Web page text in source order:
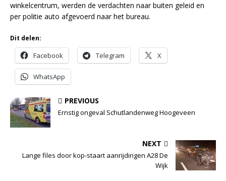
winkelcentrum, werden de verdachten naar buiten geleid en
per politie auto afgevoerd naar het bureau.
Dit delen:
Facebook Telegram X
WhatsApp
PREVIOUS
Ernstig ongeval Schutlandenweg Hoogeveen
NEXT
Lange files door kop-staart aanrijdingen A28 De
Wijk